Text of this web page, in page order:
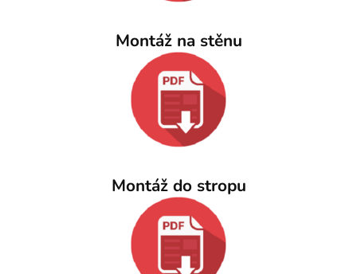
Montáž na stěnu
Montáž do stropu